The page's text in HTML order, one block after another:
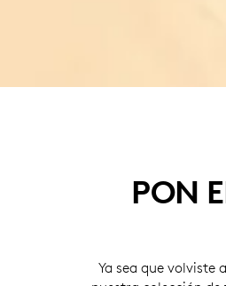
PON
Ya sea que volviste